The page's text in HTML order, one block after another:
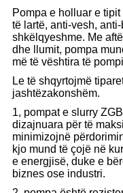
Pompa e holluar e
të lartë, anti-vesh,
shkëlqyeshme. Me
dhe llumit, pompa
më të vështira të
Le të shqyrtojmë
jashtëzakonshëm.
1, pompat e slurry
dizajnuara për të
minimizojnë
kjo mund të çojë në
e energjisë, duke e
biznes ose industri.